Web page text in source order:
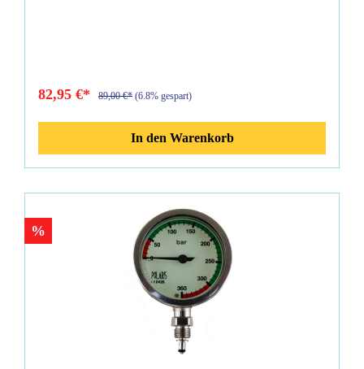
82,95 €* 89,00 €* (6.8% gespart)
In den Warenkorb
%